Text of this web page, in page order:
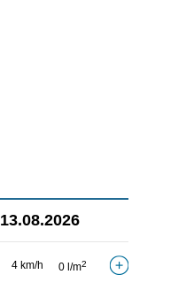
13.08.2026
4 km/h 0 l/m2